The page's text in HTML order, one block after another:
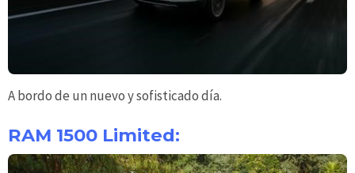
A bordo de un nuevo y sofisticado día.
RAM 1500 Limited: